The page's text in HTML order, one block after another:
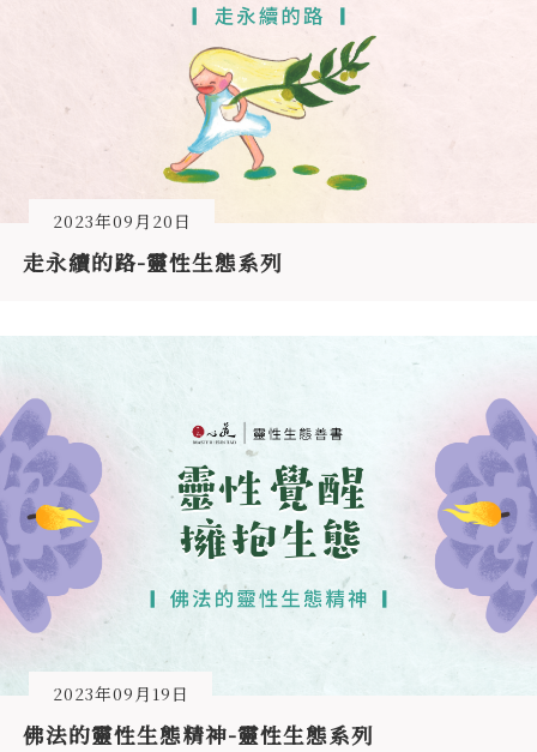
2023年09月20日
走永續的路-靈性生態系列
2023年09月19日
佛法的靈性生態精神-靈性生態系列